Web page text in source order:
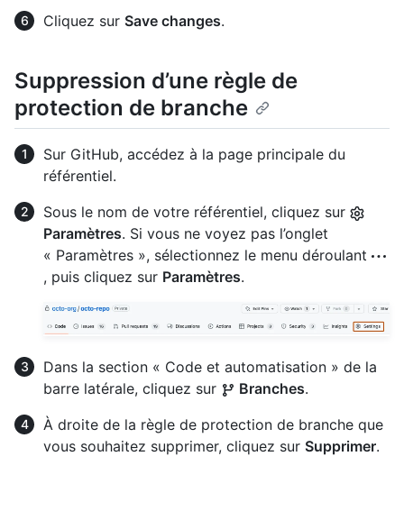
Cliquez sur Save changes.
Suppression d’une règle de
protection de branche
Sur GitHub, accédez à la page principale du
référentiel.
Sous le nom de votre référentiel, cliquez sur
Paramètres. Si vous ne voyez pas l’onglet
« Paramètres », sélectionnez le menu déroulant
, puis cliquez sur Paramètres.
Dans la section « Code et automatisation » de la
barre latérale, cliquez sur
Branches.
À droite de la règle de protection de branche que
vous souhaitez supprimer, cliquez sur Supprimer.